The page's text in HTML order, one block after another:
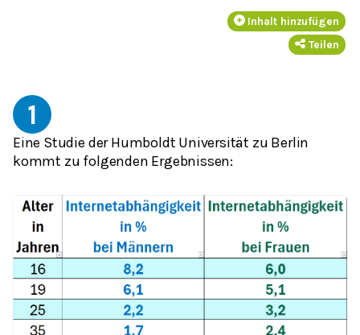
Inhalt hinzufügen
Teilen
1
Eine Studie der Humboldt Universität zu Berlin
kommt zu folgenden Ergebnissen: